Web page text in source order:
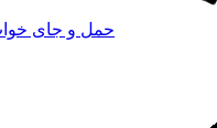
حمل و جای